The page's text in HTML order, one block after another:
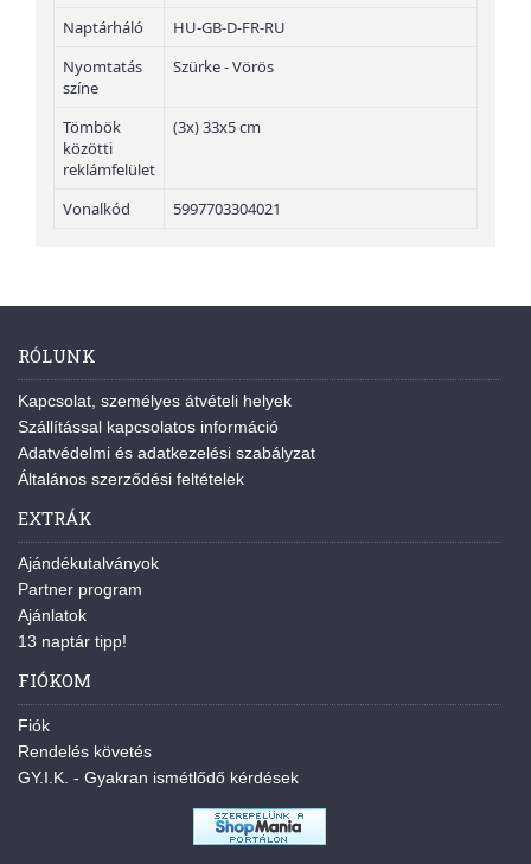
Naptárháló
HU-GB-D-FR-RU
Nyomtatás
színe
Szürke - Vörös
Tömbök
közötti
reklámfelület
(3x) 33x5 cm
Vonalkód 5997703304021
RÓLUNK
Kapcsolat, személyes átvételi helyek
Szállítással kapcsolatos információ
Adatvédelmi és adatkezelési szabályzat
Általános szerződési feltételek
EXTRÁK
Ajándékutalványok
Partner program
Ajánlatok
13 naptár tipp!
FIÓKOM
Fiók
Rendelés követés
GY.I.K. - Gyakran ismétlődő kérdések